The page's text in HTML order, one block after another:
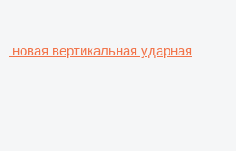
новая вертикальная ударная